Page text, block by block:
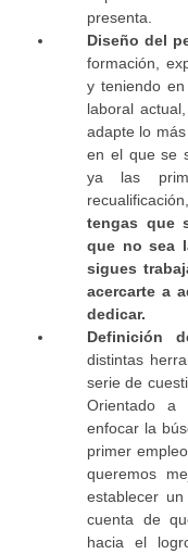
presenta.
Diseño del
formación,
y teniendo
laboral
adapte lo
en el que se
ya las
tengas que
que no sea
sigues
acercarte a
dedicar.
Definición
distintas
serie de
Orientado a
enfocar la
primer
queremos
establecer
cuenta de
hacia el